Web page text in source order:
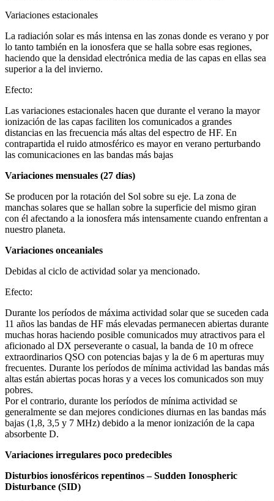
Variaciones estacionales
La radiación solar es más intensa en las zonas donde es verano y por
lo tanto también en la ionosfera que se halla sobre esas regiones,
haciendo que la densidad electrónica media de las capas en ellas sea
superior a la del invierno.
Efecto:
Las variaciones estacionales hacen que durante el verano la mayor
ionización de las capas faciliten los comunicados a grandes
distancias en las frecuencia más altas del espectro de HF. En
contrapartida el ruido atmosférico es mayor en verano perturbando
las comunicaciones en las bandas más bajas
Variaciones mensuales (27 días)
Se producen por la rotación del Sol sobre su eje. La zona de
manchas solares que se hallan sobre la superficie del mismo giran
con él afectando a la ionosfera más intensamente cuando enfrentan a
nuestro planeta.
Variaciones onceaniales
Debidas al ciclo de actividad solar ya mencionado.
Efecto:
Durante los períodos de máxima actividad solar que se suceden cada
11 años las bandas de HF más elevadas permanecen abiertas durante
muchas horas haciendo posible comunicados muy atractivos para el
aficionado al DX perseverante o casual, la banda de 10 m ofrece
extraordinarios QSO con potencias bajas y la de 6 m aperturas muy
frecuentes. Durante los períodos de mínima actividad las bandas más
altas están abiertas pocas horas y a veces los comunicados son muy
pobres.
Por el contrario, durante los períodos de mínima actividad se
generalmente se dan mejores condiciones diurnas en las bandas más
bajas (1,8, 3,5 y 7 MHz) debido a la menor ionización de la capa
absorbente D.
Variaciones irregulares poco predecibles
Disturbios ionosféricos repentinos – Sudden Ionospheric
Disturbance (SID)